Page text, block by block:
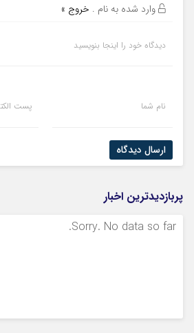
وارد شده به نام . خروج »
دیدگاه خود را اینجا بنویسید
نام شما پست
ارسال دیدگاه
پربازدیدترین اخبار
Sorry. No data so far.